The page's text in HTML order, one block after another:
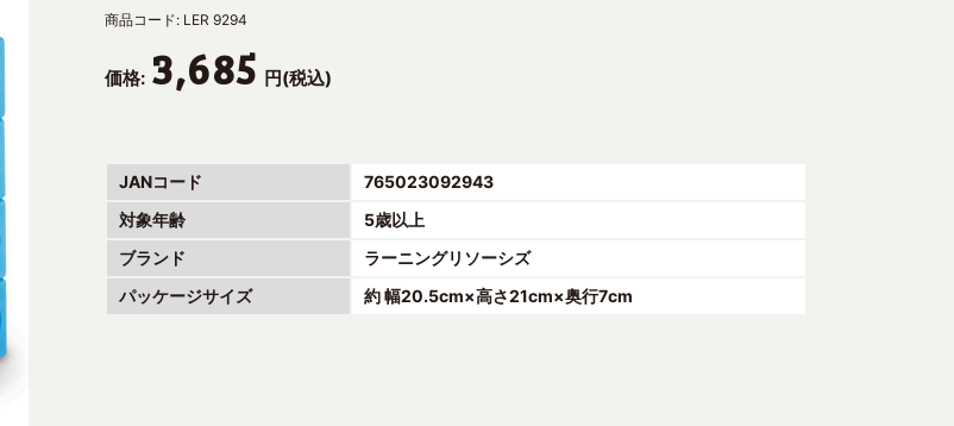
商品コード: LER 9294
価格: 3,685 円(税込)
JANコード
765023092943
対象年齢
5歳以上
ブランド
ラーニングリソーシズ
パッケージサイズ
約 幅20.5cm×高さ21cm×奥行7cm